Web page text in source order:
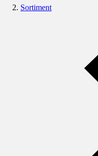
Sortiment